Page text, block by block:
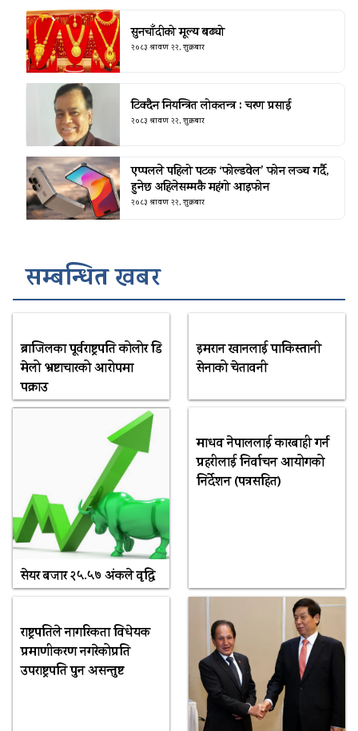
सुनचाँदीको मूल्य बढ्यो
२०८३ श्रावण २२, शुक्रबार
टिक्दैन नियन्त्रित लोकतन्त्र : चरण प्रसाई
२०८३ श्रावण २२, शुक्रबार
एप्पलले पहिलो पटक ‘फोल्डवेल’ फोन लञ्च गर्दै,
हुनेछ अहिलेसम्मकै महंगो आइफोन
२०८३ श्रावण २२, शुक्रबार
सम्बन्धित खबर
ब्राजिलका पूर्वराष्ट्रपति कोलोर डि
मेलो भ्रष्टाचारको आरोपमा
पक्राउ
इमरान खानलाई पाकिस्तानी
सेनाको चेतावनी
सेयर बजार २५.५७ अंकले वृद्धि
माधव नेपाललाई कारबाही गर्न
प्रहरीलाई निर्वाचन आयोगको
निर्देशन (पत्रसहित)
राष्ट्रपतिले नागरिकता विधेयक
प्रमाणीकरण नगरेकोप्रति
उपराष्ट्रपति पुन असन्तुष्ट